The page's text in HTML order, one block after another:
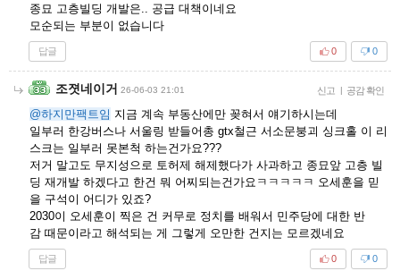
종묘 고층빌딩 개발은.. 공급 대책이네요
모순되는 부분이 없습니다
답글 0
0
조졋네이거 26-06-03 21:01 신고 | 공감 확인
@하지만팩트임 지금 계속 부동산에만 꽂혀서 얘기하시는데
일부러 한강버스나 서울링 받들어총 gtx철근 서소문붕괴 싱크홀 이 리
스크는 일부러 못본척 하는건가요???
저거 말고도 무지성으로 토허제 해제했다가 사과하고 종묘앞 고층 빌
딩 재개발 하겠다고 한건 뭐 어찌되는건가요ㅋㅋㅋㅋㅋ 오세훈을 믿
을 구석이 어디가 있죠?
2030이 오세훈이 찍은 건 커무로 정치를 배워서 민주당에 대한 반
감 때문이라고 해석되는 게 그렇게 오만한 건지는 모르겠네요
답글 0
0